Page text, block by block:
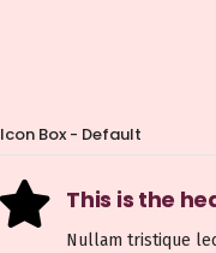
Icon Box - Default
This is the
Nullam tristique